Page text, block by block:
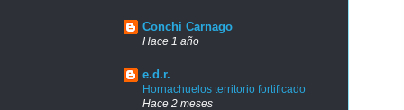
Conchi Carnago
Hace 1 año
e.d.r.
Hornachuelos territorio fortificado
Hace 2 meses